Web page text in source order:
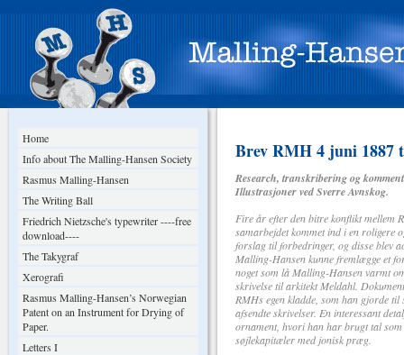
Home
Info about The Malling-Hansen Society
Rasmus Malling-Hansen
The Writing Ball
Friedrich Nietzsche's typewriter ----free
download----
The Takygraf
Xerografi
Rasmus Malling-Hansen’s Norwegian
Patent on an Instrument for Drying of
Paper.
Letters I
Brev RMH 4 juni 1887
Research, transkribering og
Illustrasjoner ved Sverre Avnskog.
Fire år efter den bitre konflikt mellem
samarbejdet kommet ind i en roligere
forslag til forbedringer, og disse blev
Malling-Hansen kunne fremlægge et
noget som lå Malling-Hansen varmt
skrivelse til arkitekt Meldahl.
RMHs egen kladde, som han gjorde
afsendte skrivelser. En interessant
ornament, hvori han har brugt tal som
søjlekapitæler med jonisk præg.